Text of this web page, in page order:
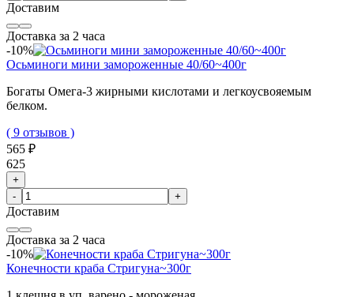
Доставим
Доставка за 2 часа
-10%
Осьминоги мини замороженные 40/60~400г
Богаты Омега-3 жирными кислотами и легкоусвояемым
белком.
( 9 отзывов )
565 ₽
625
+
-
+
Доставим
Доставка за 2 часа
-10%
Конечности краба Стригуна~300г